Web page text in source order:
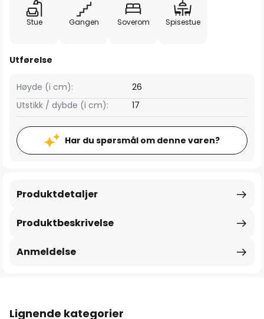
Stue Gangen Soverom Spisestue
Utførelse
Høyde (i cm):
26
Utstikk / dybde (i cm):
17
Har du spørsmål om denne varen?
Produktbeskrivelse
Produktdetaljer
Anmeldelse
Lignende kategorier